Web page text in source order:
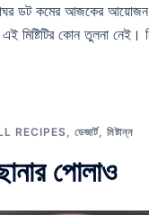
ডট কমের আজকের আয়োজন
মিষ্টিটির কোন তুলনা নেই।
RECIPES ডেজার্ট, মিষ্টান্ন
পোলাও